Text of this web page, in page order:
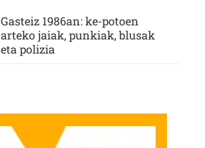
Gasteiz 1986an: ke-potoen
arteko jaiak, punkiak, blusak
eta polizia